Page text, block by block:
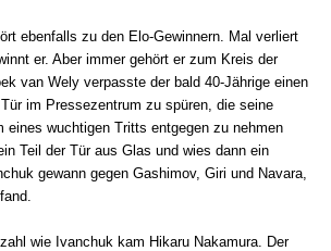
ebenfalls zu den Elo-Gewinnern. Mal verliert
er. Aber immer gehört er zum Kreis der
van Wely verpasste der bald 40-Jährige einen
im Pressezentrum zu spüren, die seine
eines wuchtigen Tritts entgegen zu nehmen
Teil der Tür aus Glas und wies dann ein
gewann gegen Gashimov, Giri und Navara,
wie Ivanchuk kam Hikaru Nakamura. Der